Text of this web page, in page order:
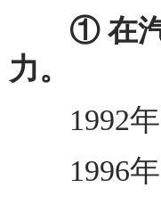
① 在汽车
力。
1992年
1996年